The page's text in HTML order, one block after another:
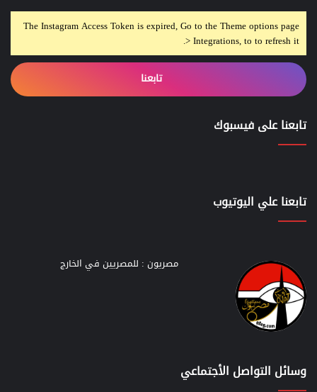
The Instagram Access Token is expired, Go to the Theme options page
> Integrations, to to refresh it.
تابعنا
تابعنا على فيسبوك
تابعنا علي اليوتيوب
مصريون : للمصريين في الخارج
وسائل التواصل الأجتماعي